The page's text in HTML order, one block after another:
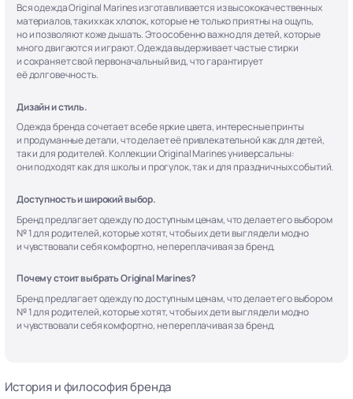
Вся одежда Original Marines изготавливается из высококачественных
материалов, таких как хлопок, которые не только приятны на ощупь,
но и позволяют коже дышать. Это особенно важно для детей, которые
много двигаются и играют. Одежда выдерживает частые стирки
и сохраняет свой первоначальный вид, что гарантирует
её долговечность.
Дизайн и стиль.
Одежда бренда сочетает в себе яркие цвета, интересные принты
и продуманные детали, что делает её привлекательной как для детей,
так и для родителей. Коллекции Original Marines универсальны:
они подходят как для школы и прогулок, так и для праздничных событий.
Доступность и широкий выбор.
Бренд предлагает одежду по доступным ценам, что делает его выбором
№ 1 для родителей, которые хотят, чтобы их дети выглядели модно
и чувствовали себя комфортно, не переплачивая за бренд.
Почему стоит выбрать Original Marines?
Бренд предлагает одежду по доступным ценам, что делает его выбором
№ 1 для родителей, которые хотят, чтобы их дети выглядели модно
и чувствовали себя комфортно, не переплачивая за бренд.
История и философия бренда